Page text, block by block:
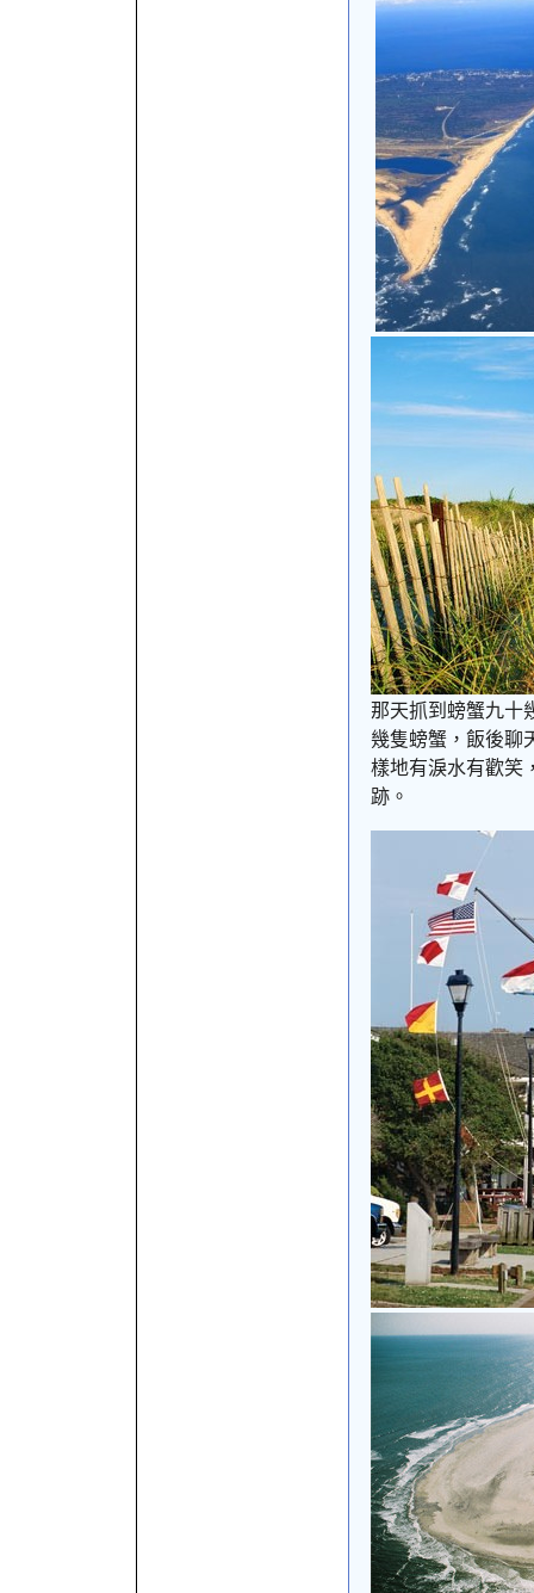
那天抓到螃蟹九十
幾隻螃蟹，飯後聊
樣地有淚水有歡笑
跡。